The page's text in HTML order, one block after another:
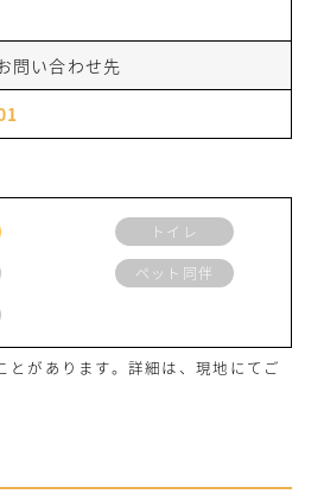
問い合わせ先
トイレ
ペット同伴
があります。詳細は、現地にてご